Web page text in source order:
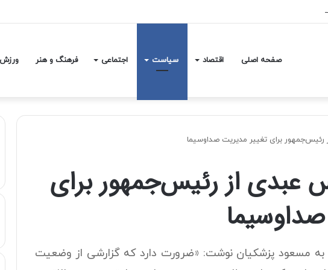
صفحه اصلی اقتصاد سیاست اجتماعی فرهنگ و هنر ورزش
برای تغییر مدیریت صداوسیما
عبدی از رئیس‌جمهور برای
مسعود پزشکیان نوشت: «ضرورت دارد که گزارشی از وضعیت